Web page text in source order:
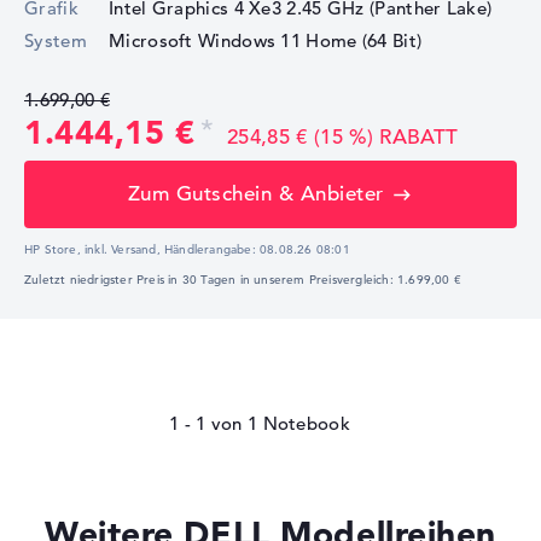
Grafik
Intel Graphics 4 Xe3 2.45 GHz (Panther Lake)
System
Microsoft Windows 11 Home (64 Bit)
1.699,00 €
1.444,15 € 254,85 € (15 %) RABATT
Zum Gutschein & Anbieter
HP Store, inkl. Versand, Händlerangabe:08.08.26 08:01
Zuletzt niedrigster Preis in 30 Tagen in unserem Preisvergleich: 1.699,00 €
1 - 1 von 1